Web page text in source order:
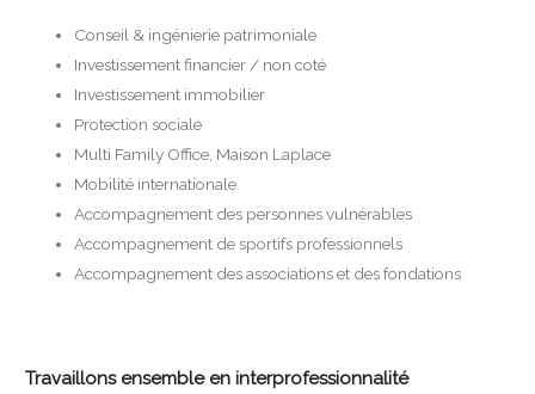
Conseil & ingénierie patrimoniale
Investissement financier / non coté
Investissement immobilier
Protection sociale
Multi Family Office, Maison Laplace
Mobilité internationale
Accompagnement des personnes vulnérables
Accompagnement de sportifs professionnels
Accompagnement des associations et des fondations
Travaillons ensemble en interprofessionnalité